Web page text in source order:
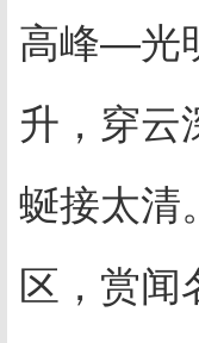
高峰—光
升，穿云
蜒接太清
区，赏闻